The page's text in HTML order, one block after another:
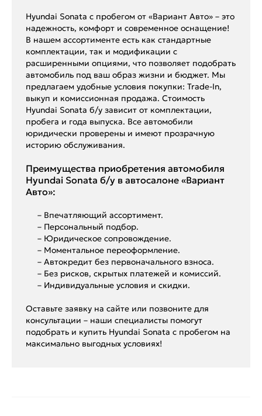
Hyundai Sonata с пробегом от «Вариант Авто» – это
надежность, комфорт и современное оснащение!
В нашем ассортименте есть как стандартные
комплектации, так и модификации с
расширенными опциями, что позволяет подобрать
автомобиль под ваш образ жизни и бюджет. Мы
предлагаем удобные условия покупки: Trade-In,
выкуп и комиссионная продажа. Стоимость
Hyundai Sonata б/у зависит от комплектации,
пробега и года выпуска. Все автомобили
юридически проверены и имеют прозрачную
историю обслуживания.
Преимущества приобретения автомобиля
Hyundai Sonata б/у в автосалоне «Вариант
Авто»:
– Впечатляющий ассортимент.
– Персональный подбор.
– Юридическое сопровождение.
– Моментальное переоформление.
– Автокредит без первоначального взноса.
– Без рисков, скрытых платежей и комиссий.
– Индивидуальные условия и скидки.
Оставьте заявку на сайте или позвоните для
консультации – наши специалисты помогут
подобрать и купить Hyundai Sonata с пробегом на
максимально выгодных условиях!